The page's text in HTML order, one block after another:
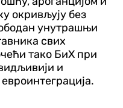
окривљују без
унутрашњи
свих
тако БиХ при
и